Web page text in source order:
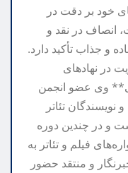
خود بر دقت در
انصاف در نقد و
و جذاب تأکید دارد.
در نهادهای
وی عضو انجمن
نویسندگان تئاتر
و در چندین دوره
فیلم و تئاتر به
و منتقد حضور